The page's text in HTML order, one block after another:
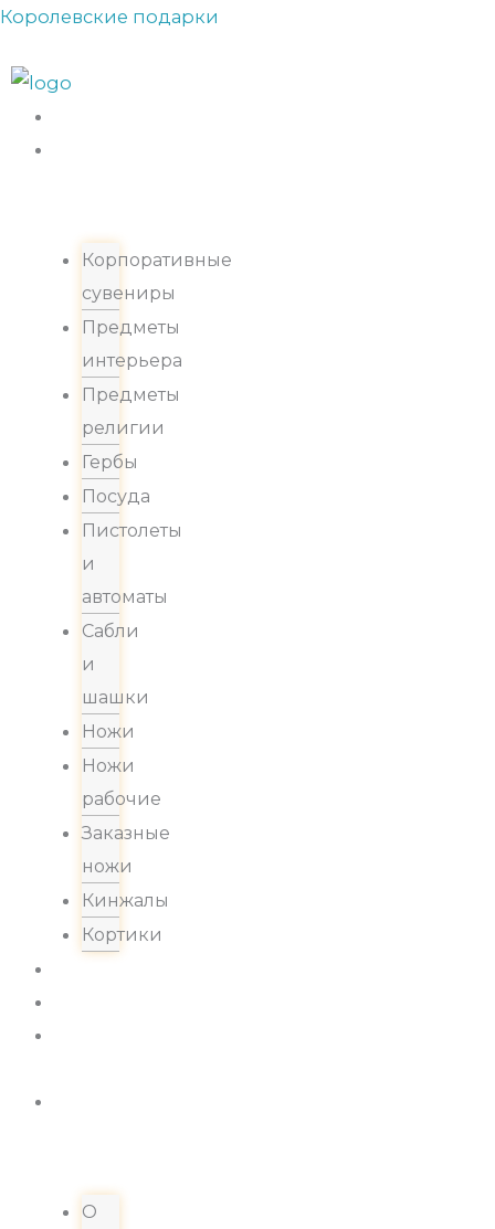
Перейти
содержимому
Королевские подарки
Корпоративные
сувениры
Предметы
интерьера
Предметы
религии
Гербы
Посуда
Пистолеты
и
автоматы
Сабли
и
шашки
Ножи
Ножи
рабочие
Заказные
ножи
Кинжалы
Кортики
О
Прокрутка
вверх